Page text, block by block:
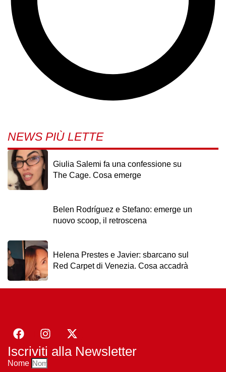
NEWS PIÙ LETTE
Giulia Salemi fa una confessione su
The Cage. Cosa emerge
Belen Rodríguez e Stefano: emerge un
nuovo scoop, il retroscena
Helena Prestes e Javier: sbarcano sul
Red Carpet di Venezia. Cosa accadrà
Iscriviti alla Newsletter
Nome